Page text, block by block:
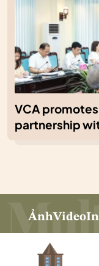
VCA
partnership
ẢnhVideo